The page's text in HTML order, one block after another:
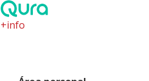
+info